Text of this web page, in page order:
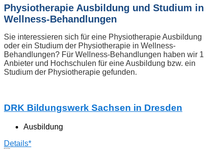
Physiotherapie Ausbildung und Studium in
Wellness-Behandlungen
Sie interessieren sich für eine Physiotherapie Ausbildung
oder ein Studium der Physiotherapie in Wellness-
Behandlungen? Für Wellness-Behandlungen haben wir 1
Anbieter und Hochschulen für eine Ausbildung bzw. ein
Studium der Physiotherapie gefunden.
DRK Bildungswerk Sachsen in Dresden
Ausbildung
Details*